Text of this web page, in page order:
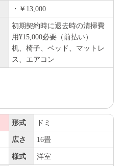
・￥13,000
初期契約時に退去時の清掃費
用¥15,000必要（前払い）
机、椅子、ベッド、マットレ
ス、エアコン
形式 ドミ
広さ 16畳
様式 洋室